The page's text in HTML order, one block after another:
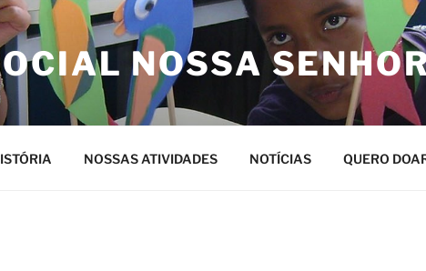
NOSSA
NOSSAS ATIVIDADES NOTÍCIAS QUERO